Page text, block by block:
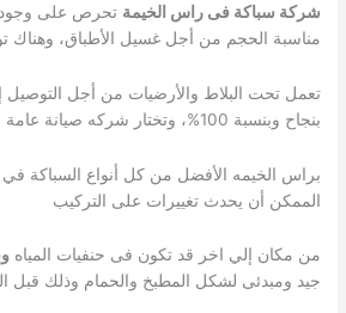
شركة سباكة فى راس الخيمة تحرص على
مناسبة الحجم من أجل غسيل الأطباق، وهناك
تعمل تحت البلاط والأرضيات من أجل التوصيل
بنجاح وبنسبة 100%، وتختار شركه صيانة عامة
براس الخيمه الأفضل من كل أنواع السباكة
الممكن أن يحدث تغييرات على التركيب
من مكان إلي اخر قد تكون فى حنفيات المياه
جيد ومبدئى لشكل المطبخ والحمام وذلك قبل